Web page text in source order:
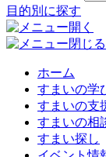
目的別に探す
ホーム
すまいの学
すまいの支
すまいの相
すまい探し